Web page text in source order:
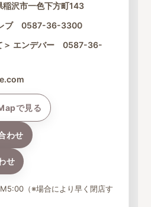
沢市一色下方町143
レブ0587-36-3300
＞ エンデバー0587-36-
で見る
わせ
せ
（※場合により早く閉店す